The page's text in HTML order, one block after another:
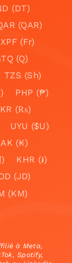
(DT)
(QAR)
XPF (Fr)
(Q)
TZS (Sh)
PHP (₱)
(₨)
UYU ($U)
(₭)
KHR (៛)
(JD)
(KM)
à Meta,
Spotify,